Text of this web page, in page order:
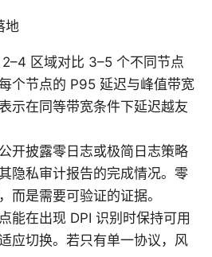
地
区域对比 3–5 个不同节点
个节点的 P95 延迟与峰值带宽
示在同等带宽条件下延迟越友
开披露零日志或极简日志策略
隐私审计报告的完成情况。零
而是需要可验证的证据。
能在出现 DPI 识别时保持可用
应切换。若只有单一协议，风